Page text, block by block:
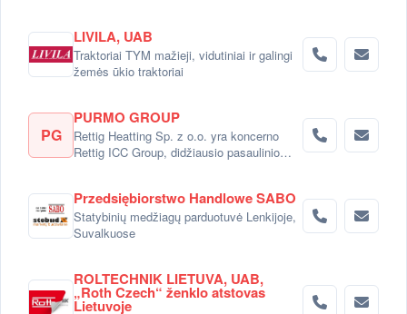
LIVILA, UAB
Traktoriai TYM mažieji, vidutiniai ir galingi
žemės ūkio traktoriai
PG
PURMO GROUP
Rettig Heatting Sp. z o.o. yra koncerno
Rettig ICC Group, didžiausio pasaulinio
Przedsiębiorstwo Handlowe SABO
Statybinių medžiagų parduotuvė Lenkijoje,
Suvalkuose
ROLTECHNIK LIETUVA, UAB,
„Roth Czech“ ženklo atstovas
Lietuvoje